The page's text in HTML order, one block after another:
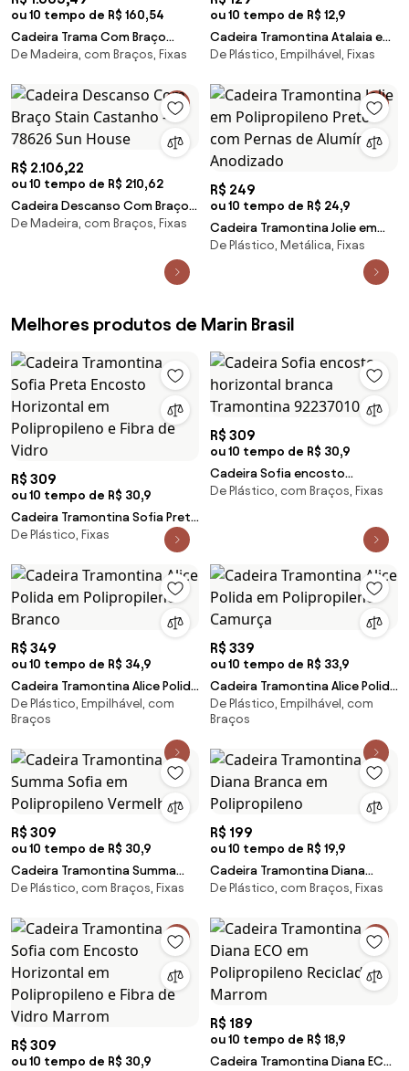
ou 10 tempo de R$ 160,54
Cadeira Trama Com Braço
Corda Preta Stain Jatobá -
De Madeira, com Braços, Fixas
ou 10 tempo de R$ 12,9
Cadeira Tramontina Atalaia em
Polipropileno Vermelho
De Plástico, Empilhável, Fixas
R$ 2.106,22
ou 10 tempo de R$ 210,62
Cadeira Descanso Com Braço
Stain Castanho - 78626 Sun
De Madeira, com Braços, Fixas
R$ 249
ou 10 tempo de R$ 24,9
Cadeira Tramontina Jolie em
Polipropileno Preto com Pernas
De Plástico, Metálica, Fixas
Melhores produtos de Marin Brasil
R$ 309
ou 10 tempo de R$ 30,9
Cadeira Tramontina Sofia Preta
Encosto Horizontal em
Polipropileno e Fibra de Vidro
De Plástico, Fixas
R$ 309
ou 10 tempo de R$ 30,9
Cadeira Sofia encosto
horizontal branca Tramontina
De Plástico, com Braços, Fixas
R$ 349
ou 10 tempo de R$ 34,9
Cadeira Tramontina Alice Polida
em Polipropileno Branco
De Plástico, Empilhável, com
Braços
R$ 339
ou 10 tempo de R$ 33,9
Cadeira Tramontina Alice Polida
em Polipropileno Camurça
De Plástico, Empilhável, com
Braços
R$ 309
ou 10 tempo de R$ 30,9
Cadeira Tramontina Summa
Sofia em Polipropileno
De Plástico, com Braços, Fixas
R$ 199
ou 10 tempo de R$ 19,9
Cadeira Tramontina Diana
Branca em Polipropileno
De Plástico, com Braços, Fixas
R$ 309
ou 10 tempo de R$ 30,9
R$ 189
ou 10 tempo de R$ 18,9
Cadeira Tramontina Diana ECO